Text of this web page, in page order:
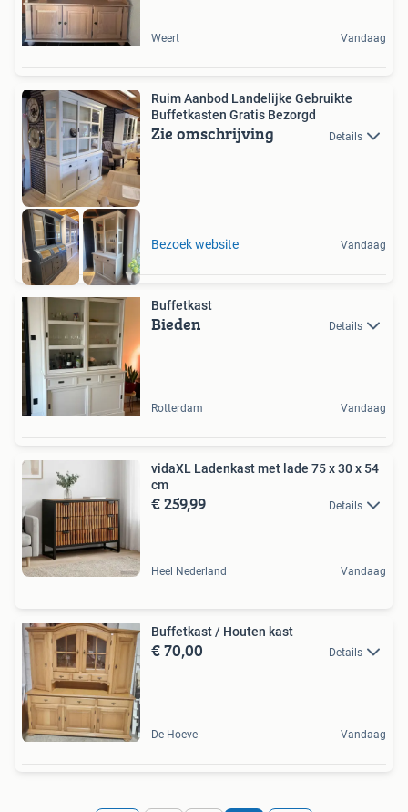
Weert Vandaag
Ruim Aanbod Landelijke Gebruikte
Buffetkasten Gratis Bezorgd
Zie omschrijving Details
Bezoek website Vandaag
Buffetkast
Bieden Details
Rotterdam Vandaag
vidaXL Ladenkast met lade 75 x 30 x 54
cm
€ 259,99 Details
Heel Nederland Vandaag
Buffetkast / Houten kast
€ 70,00 Details
De Hoeve Vandaag